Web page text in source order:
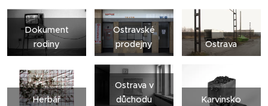
Dokument
rodiny
Ostravské
prodejny
Ostrava
Herbář
Ostrava v
důchodu
Karvinsko